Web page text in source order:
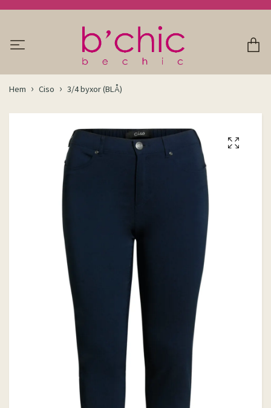
Hem Ciso 3/4 byxor (BLÅ)